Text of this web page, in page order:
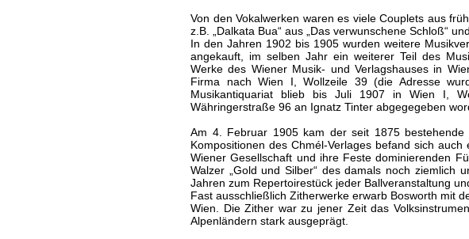
Von den Vokalwerken waren es viele Couplets aus
z.B. „Dalkata Bua“ aus „Das verwunschene Schloß“
In den Jahren 1902 bis 1905 wurden weitere
angekauft, im selben Jahr ein weiterer Teil des
Werke des Wiener Musik- und Verlagshauses in
Firma nach Wien I, Wollzeile 39 (die Adresse
Musikantiquariat blieb bis Juli 1907 in Wien I,
Währingerstraße 96 an Ignatz Tinter abgegegeben
Am 4. Februar 1905 kam der seit 1875
Kompositionen des Chmél-Verlages befand sich
Wiener Gesellschaft und ihre Feste dominierenden
Walzer „Gold und Silber“ des damals noch ziemlich
Jahren zum Repertoirestück jeder Ballveranstaltung
Fast ausschließlich Zitherwerke erwarb Bosworth mit
Wien. Die Zither war zu jener Zeit das
Alpenländern stark ausgeprägt.